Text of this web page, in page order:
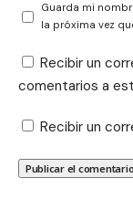
Guarda mi
la próxima vez
Recibir un
comentarios a
Recibir un